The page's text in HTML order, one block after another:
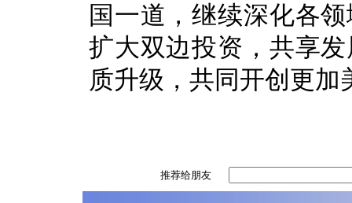
国一道，继续深化各
扩大双边投资，共享
质升级， 共同开创更加
推荐给朋友